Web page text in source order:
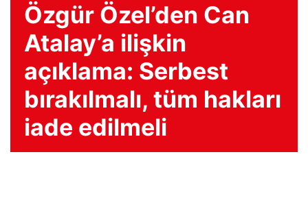
Özgür Özel’den Can
Atalay’a ilişkin
açıklama: Serbest
bırakılmalı, tüm hakları
iade edilmeli